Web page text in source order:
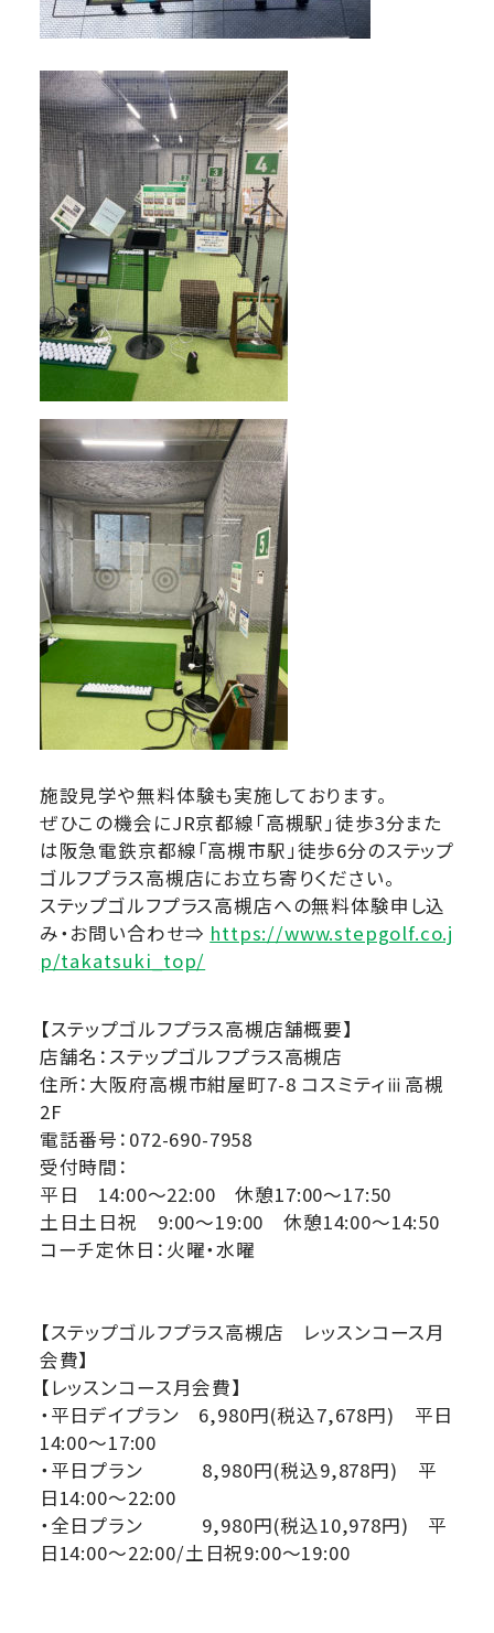
施設見学や無料体験も実施しております。
ぜひこの機会にJR京都線「高槻駅」徒歩3分また
は阪急電鉄京都線「高槻市駅」徒歩6分のステップ
ゴルフプラス高槻店にお立ち寄りください。
ステップゴルフプラス高槻店への無料体験申し込
み・お問い合わせ⇒ https://www.stepgolf.co.j
p/takatsuki_top/
【ステップゴルフプラス高槻店舗概要】
店舗名：ステップゴルフプラス高槻店
住所：大阪府高槻市紺屋町7-8 コスミティⅲ高槻
2F
電話番号：072-690-7958
受付時間：
平日 14:00～22:00 休憩17:00～17:50
土日土日祝 9:00～19:00 休憩14:00～14:50
コーチ定休日：火曜・水曜
【ステップゴルフプラス高槻店 レッスンコース月
会費】
【レッスンコース月会費】
・平日デイプラン 6,980円(税込7,678円) 平日
14:00～17:00
・平日プラン 8,980円(税込9,878円) 平
日14:00～22:00
・全日プラン 9,980円(税込10,978円) 平
日14:00～22:00/土日祝9:00～19:00